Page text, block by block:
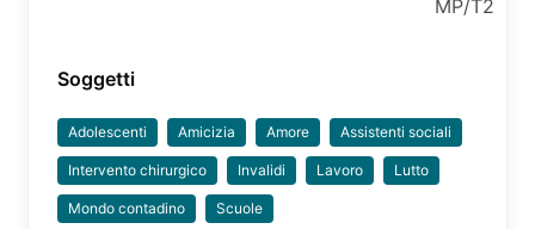
MP/T2
Soggetti
Adolescenti Amicizia Amore Assistenti sociali
Intervento chirurgico Invalidi Lavoro Lutto
Mondo contadino Scuole